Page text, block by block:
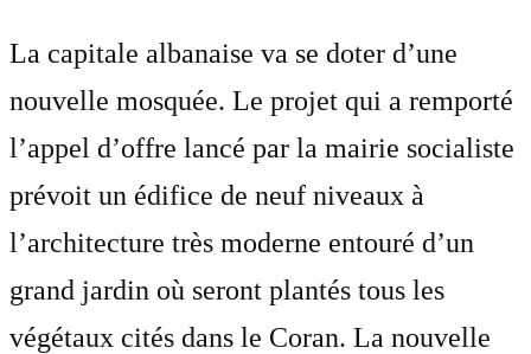
La capitale albanaise va se doter d’une
nouvelle mosquée. Le projet qui a remporté
l’appel d’offre lancé par la mairie socialiste
prévoit un édifice de neuf niveaux à
l’architecture très moderne entouré d’un
grand jardin où seront plantés tous les
végétaux cités dans le Coran. La nouvelle